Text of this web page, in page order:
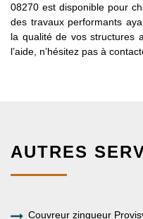
08270 est disponible pour
des travaux performants
la qualité de vos structures
l’aide, n’hésitez pas à
AUTRES
Couvreur zingueur